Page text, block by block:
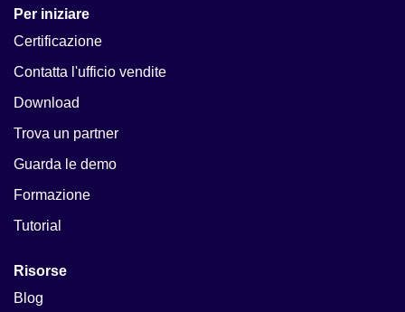
Per iniziare
Certificazione
Contatta l'ufficio vendite
Download
Trova un partner
Guarda le demo
Formazione
Tutorial
Risorse
Blog